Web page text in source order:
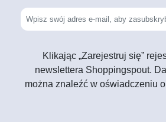
Klikając „Zarejestruj się”
newslettera Shoppingspout.
można znaleźć w oświadczeniu